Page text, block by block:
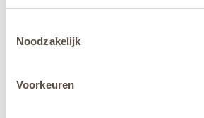
jehier.
Noodzakelijk
Voorkeuren